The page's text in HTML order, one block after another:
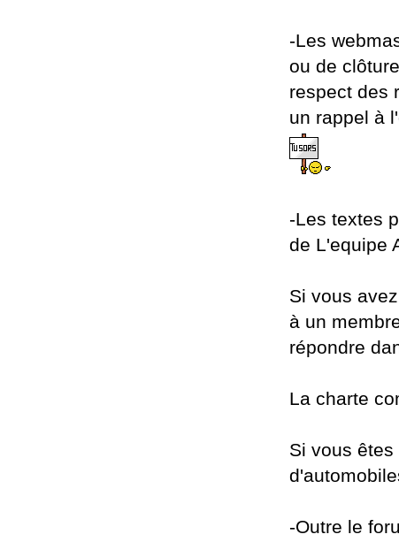
-Les
ou de
respect des
un rappel à
-Les textes
de L'equipe
Si vous
à un
répondre
La charte
Si vous
-Outre le